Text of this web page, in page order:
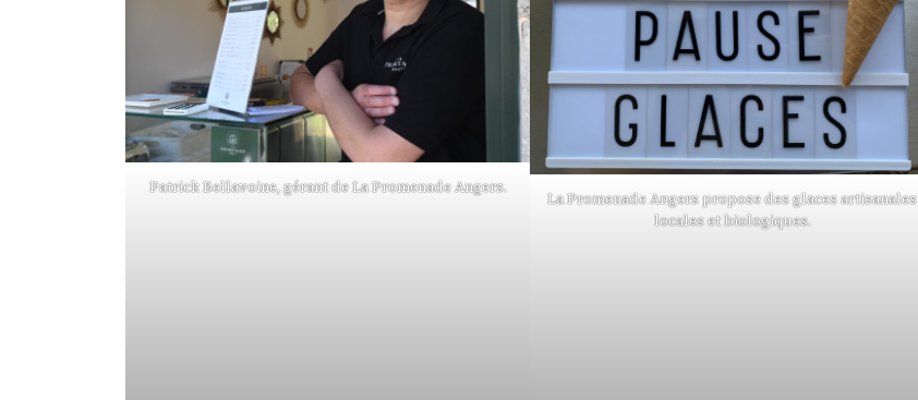
Patrick Bellavoine, gérant de La Promenade Angers.
La Promenade Angers propose des glaces artisanales
locales et biologiques.